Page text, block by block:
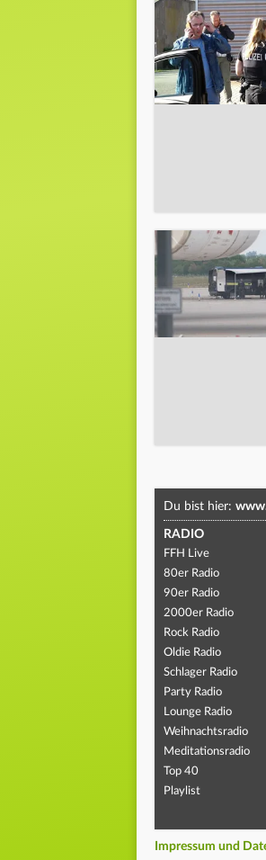
Du bist hier:
RADIO
FFH Live
80er Radio
90er Radio
2000er Radio
Rock Radio
Oldie Radio
Schlager Radio
Party Radio
Lounge Radio
Weihnachtsradio
Meditationsradio
Top 40
Playlist
Impressum und